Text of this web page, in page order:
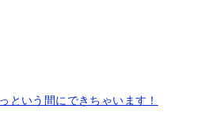
という間にできちゃいます！